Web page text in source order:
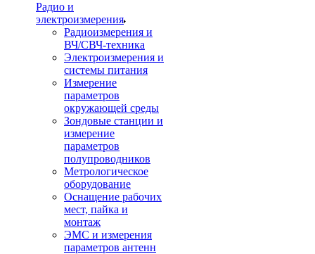
Радио и
электроизмерения
Радиоизмерения и
ВЧ/СВЧ-техника
Электроизмерения и
системы питания
Измерение
параметров
окружающей среды
Зондовые станции и
измерение
параметров
полупроводников
Метрологическое
оборудование
Оснащение рабочих
мест, пайка и
монтаж
ЭМС и измерения
параметров антенн